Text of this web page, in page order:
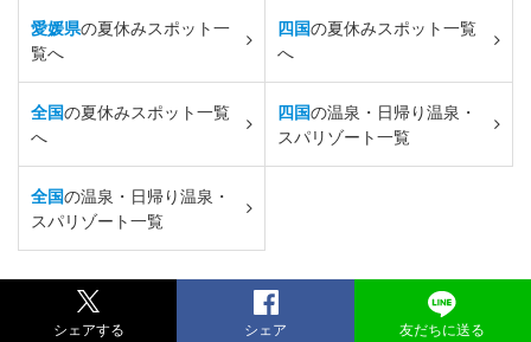
愛媛県の夏休みスポット一
覧へ
四国の夏休みスポット一覧
へ
全国の夏休みスポット一覧
へ
四国の温泉・日帰り温泉・
スパリゾート一覧
全国の温泉・日帰り温泉・
スパリゾート一覧
シェアする シェア 友だちに送る